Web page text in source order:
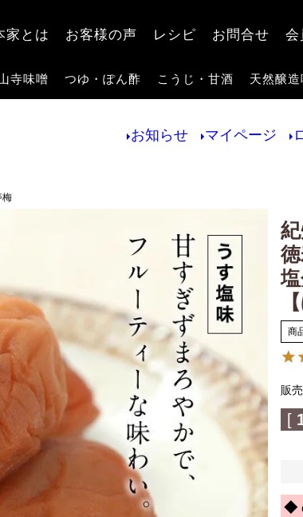
家とは お客様の声 レシピ お問合せ 会
寺味噌 つゆ・ぽん酢 こうじ・甘酒 天然醸造
お知らせ マイページ
梅
商
販
[
◆